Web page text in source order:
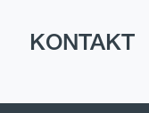
KONTAKT